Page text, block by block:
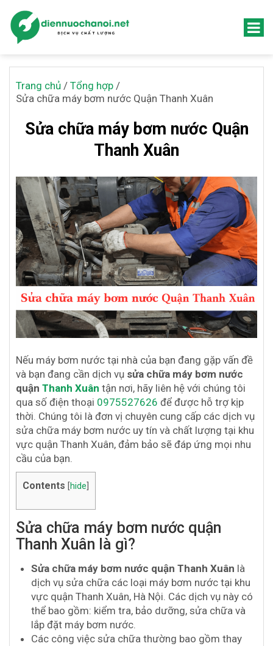
Trang chủ / Tổng hợp /
Sửa chữa máy bơm nước Quận Thanh Xuân
Sửa chữa máy bơm nước Quận
Thanh Xuân
Nếu máy bơm nước tại nhà của bạn đang gặp vấn đề
và bạn đang cần dịch vụ sửa chữa máy bơm nước
quận Thanh Xuân tận nơi, hãy liên hệ với chúng tôi
qua số điện thoại 0975527626 để được hỗ trợ kịp
thời. Chúng tôi là đơn vị chuyên cung cấp các dịch vụ
sửa chữa máy bơm nước uy tín và chất lượng tại khu
vực quận Thanh Xuân, đảm bảo sẽ đáp ứng mọi nhu
cầu của bạn.
Contents hide
Sửa chữa máy bơm nước quận
Thanh Xuân là gì?
Sửa chữa máy bơm nước quận Thanh Xuân là
dịch vụ sửa chữa các loại máy bơm nước tại khu
vực quận Thanh Xuân, Hà Nội. Các dịch vụ này có
thể bao gồm: kiểm tra, bảo dưỡng, sửa chữa và
lắp đặt máy bơm nước.
Các công việc sửa chữa thường bao gồm thay